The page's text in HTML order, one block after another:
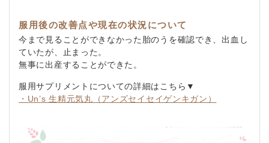
服用後の改善点や現在の状況について
今まで見ることができなかった胎のうを確認でき、出血し
ていたが、止まった。
無事に出産することができた。
服用サプリメントについての詳細はこちら▼
・Un’s 生精元気丸（アンズセイセイゲンキガン）